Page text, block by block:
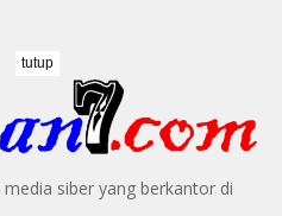
siber yang berkantor di
tutup